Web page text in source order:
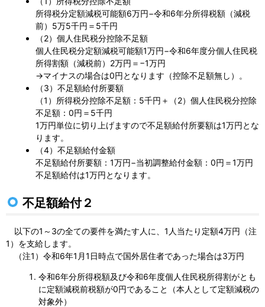
所得税分定額減税可能額6万円−令和6年分所得税額（減税
前）5万5千円＝5千円
（2）個人住民税分控除不足額
個人住民税分定額減税可能額1万円−令和6年度分個人住民税
所得割額（減税前）2万円＝−1万円
→マイナスの場合は0円となります（控除不足額無し）。
（3）不足額給付所要額
（1）所得税分控除不足額：5千円＋（2）個人住民税分控除
不足額：0円＝5千円
1万円単位に切り上げますので不足額給付所要額は1万円とな
ります。
（4）不足額給付金額
不足額給付所要額：1万円−当初調整給付金額：0円＝1万円
不足額給付は1万円となります。
不足額給付２
以下の1～3の全ての要件を満たす人に、1人当たり定額4万円（注
1）を支給します。
（注1）令和6年1月1日時点で国外居住者であった場合は3万円
令和6年分所得税額及び令和6年度個人住民税所得割がとも
に定額減税前税額が0円であること（本人として定額減税の
対象外）